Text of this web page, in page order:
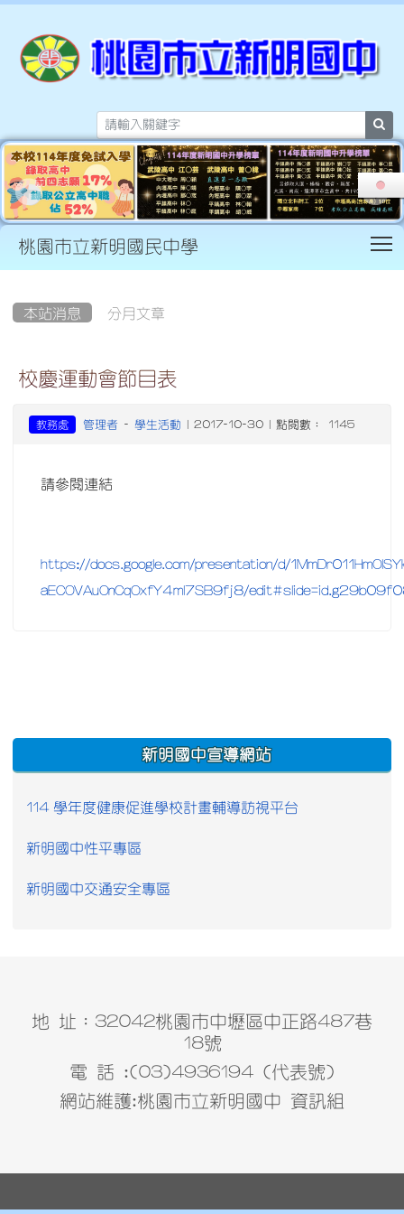
桃園市立新明國民中學
本站消息 分月文章
校慶運動會節目表
教務處 管理者- 學生活動 | 2017-10-30 | 點閱數： 1145
請參閱連結
https://docs.google.com/presentation/d/
aECOVAuOnCqOxfY4ml7SB9fj8/
:::
新明國中宣導網站
114 學年度健康促進學校計畫輔導訪視平台
新明國中性平專區
新明國中交通安全專區
地 址：32042桃園市中壢區中正路487巷
18號
電 話 :(03)4936194 (代表號)
網站維護:桃園市立新明國中 資訊組